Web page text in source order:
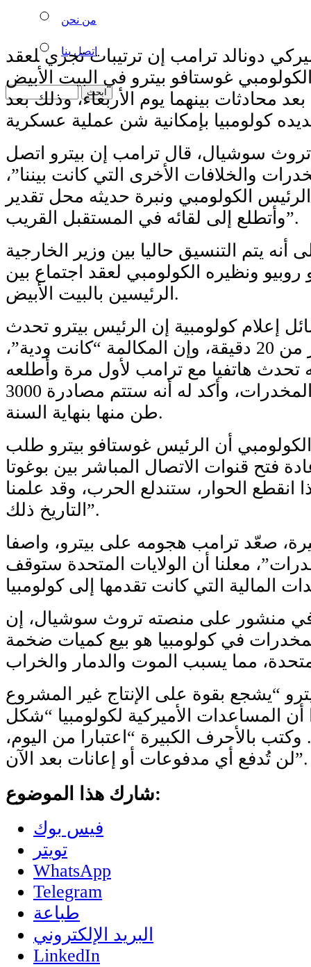
من نحن
اتصل بنا
دونالد ⁠ترامب إن ​ترتيبات تجري ‍لعقد
غوستافو ⁠بيترو في البيت الأبيض
​محادثات ‌بينهما يوم الأربعاء، وذلك بعد
سوشيال، ‌قال ‌ترامب إن ⁠بيترو اتصل
والخلافات ‌الأخرى التي كانت بيننا”،
الكولومبي ونبرة حديثه محل تقدير
وأتطلع إلى لقائه في المستقبل القريب”.
أنه يتم التنسيق حاليا بين وزير الخارجية
روبيو ونظيره الكولومبي لعقد اجتماع بين
الرئيسين بالبيت الأبيض.
إعلام كولومبية إن الرئيس بيترو تحدث
مع ترامب لأكثر من 20 دقيقة، وإن المكالمة “كانت ودية”،
تحدث هاتفيا مع ترامب لأول مرة وأطلعه
عن جهود مصادرة المخدرات، وأكد له أنه ستتم مصادرة 3000
طن منها بنهاية السنة.
أن الرئيس غوستافو بيترو طلب
فتح قنوات الاتصال المباشر بين بوغوتا
انقطع الحوار، ستندلع الحرب، وقد علمنا
التاريخ ذلك”.
صعّد ترامب هجومه على بيترو، واصفا
معلنا أن الولايات المتحدة ستوقف
منشور على منصته تروث سوشيال، إن
في كولومبيا هو بيع كميات ضخمة
“يشجع بقوة على الإنتاج غير المشروع
أن المساعدات الأميركية لكولومبيا “شكل
بالأحرف الكبيرة “اعتبارا من اليوم،
لن تُدفع أي مدفوعات أو إعانات بعد الآن”.
شارك هذا الموضوع:
فيس بوك
تويتر
WhatsApp
Telegram
طباعة
البريد الإلكتروني
LinkedIn